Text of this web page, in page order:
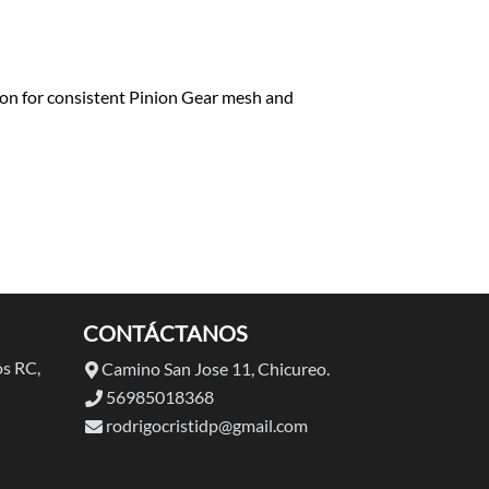
for consistent Pinion Gear mesh and
RC,
CONTÁCTANOS
Camino San Jose 11, Chicureo.
56985018368
rodrigocristidp@gmail.com